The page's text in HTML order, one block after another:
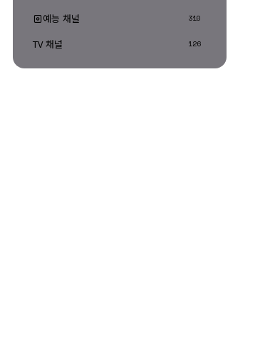
예능 채널 310
TV 채널 126